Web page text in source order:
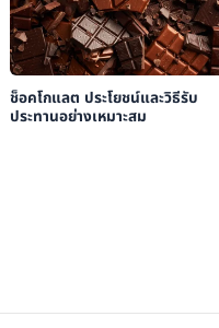
ช็อคโกแลต ประโยชน์และวิธีรับ
ประทานอย่างเหมาะสม